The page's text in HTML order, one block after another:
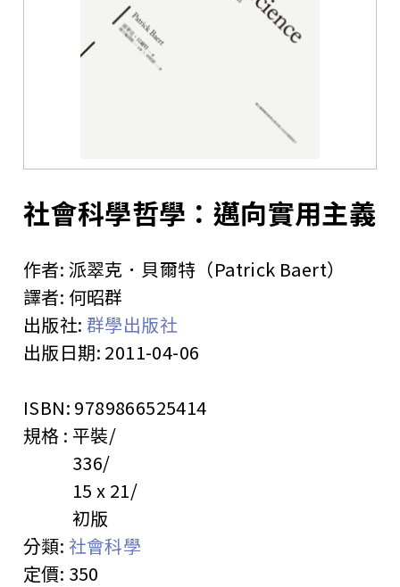
社會科學哲學：邁向實用主義
作者: 派翠克．貝爾特（Patrick Baert）
譯者: 何昭群
出版社: 群學出版社
出版日期: 2011-04-06
ISBN: 9789866525414
規格 : 平裝
336
15 x 21
初版
分類: 社會科學
定價: 350